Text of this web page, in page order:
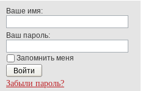
Ваше имя:
Ваш пароль:
Запомнить меня
Забыли пароль?